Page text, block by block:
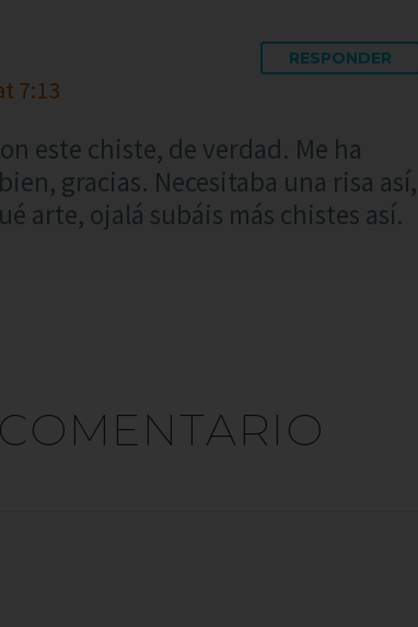
7:13
RESPONDER
este chiste, de verdad. Me ha
gracias. Necesitaba una risa así,
arte, ojalá subáis más chistes así.